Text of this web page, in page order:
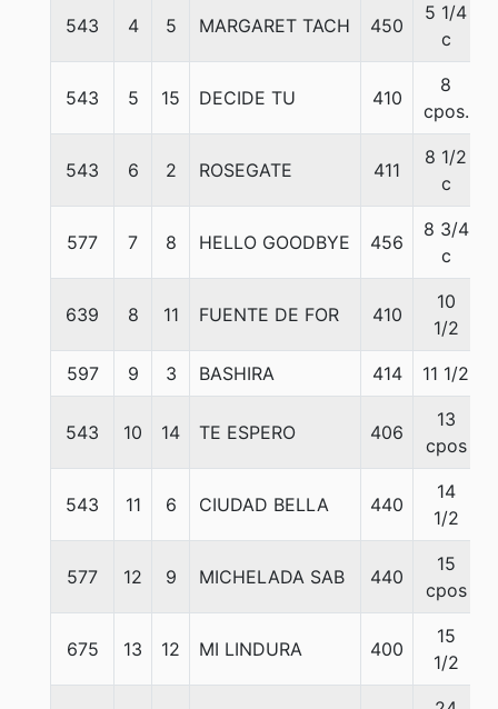
543 4 5 MARGARET TACH 450
5 1/4
c
543 5 15 DECIDE TU 410
8
cpos.
543 6 2 ROSEGATE 411
8 1/2
c
577 7 8 HELLO GOODBYE 456
8 3/4
c
639 8 11 FUENTE DE FOR 410
10
1/2
597 9 3 BASHIRA 414 11 1/2
543 10 14 TE ESPERO 406
13
cpos
543 11 6 CIUDAD BELLA 440
14
1/2
577 12 9 MICHELADA SAB 440
15
cpos
675 13 12 MI LINDURA 400
15
1/2